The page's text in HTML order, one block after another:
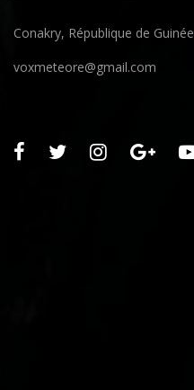
Conakry, République de Guinée
voxmeteore@gmail.com